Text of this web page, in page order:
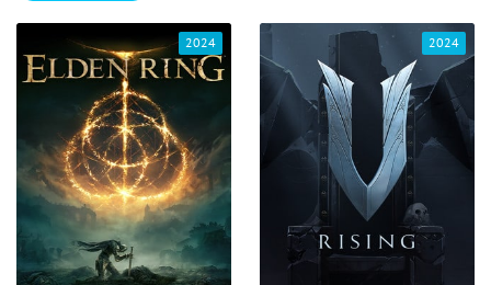
2024 2024